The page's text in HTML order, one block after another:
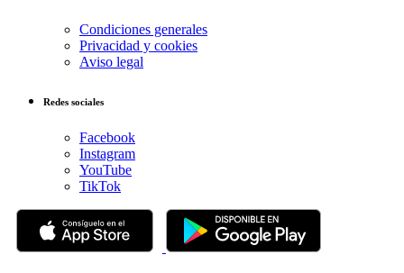
Condiciones generales
Privacidad y cookies
Aviso legal
Redes sociales
Facebook
Instagram
YouTube
TikTok